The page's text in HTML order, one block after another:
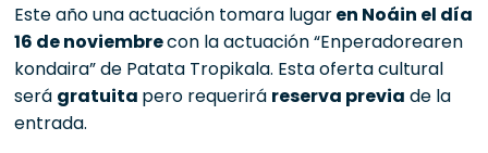
Este año una actuación tomara lugaren Noáin el día
16 de noviembrecon la actuación “Enperadorearen
kondaira” de Patata Tropikala. Esta oferta cultural
será gratuita pero requerirá reserva previa de la
entrada.